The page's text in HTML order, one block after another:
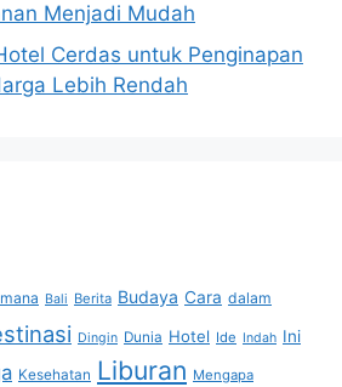
Menjadi Mudah
Cerdas untuk Penginapan
Lebih Rendah
Bali Berita Budaya Cara dalam
Dingin Dunia Hotel Ide Indah Ini
Kesehatan Liburan Mengapa